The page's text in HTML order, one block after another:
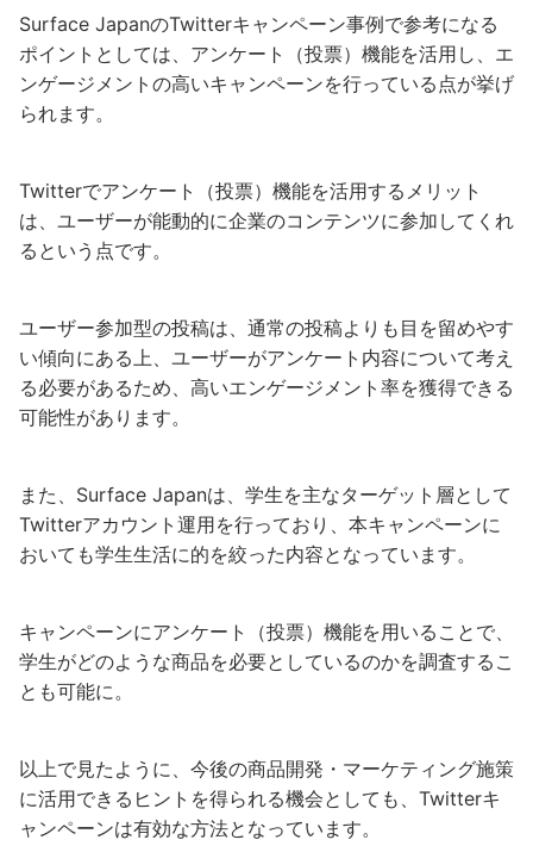
Surface JapanのTwitterキャンペーン事例で参考になる
ポイントとしては、アンケート（投票）機能を活用し、エ
ンゲージメントの高いキャンペーンを行っている点が挙げ
られます。
Twitterでアンケート（投票）機能を活用するメリット
は、ユーザーが能動的に企業のコンテンツに参加してくれ
るという点です。
ユーザー参加型の投稿は、通常の投稿よりも目を留めやす
い傾向にある上、ユーザーがアンケート内容について考え
る必要があるため、高いエンゲージメント率を獲得できる
可能性があります。
また、Surface Japanは、学生を主なターゲット層として
Twitterアカウント運用を行っており、本キャンペーンに
おいても学生生活に的を絞った内容となっています。
キャンペーンにアンケート（投票）機能を用いることで、
学生がどのような商品を必要としているのかを調査するこ
とも可能に。
以上で見たように、今後の商品開発・マーケティング施策
に活用できるヒントを得られる機会としても、Twitterキ
ャンペーンは有効な方法となっています。